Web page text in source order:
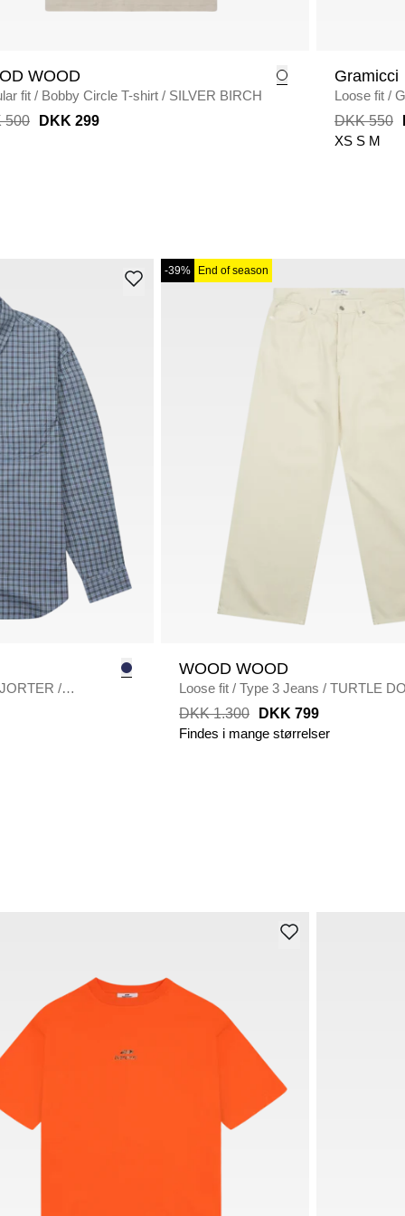
WOOD
fit / Bobby Circle T-shirt / SILVER BIRCH
500
DKK 299
Gramicci
Loose fit /
DKK 550
XS S M
/
-39% End of season
WOOD WOOD
Loose fit / Type 3 Jeans / TURTLE
DKK 1.300
DKK 799
Findes i mange størrelser